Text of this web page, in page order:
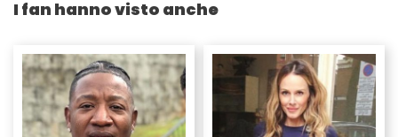
I fan hanno visto anche